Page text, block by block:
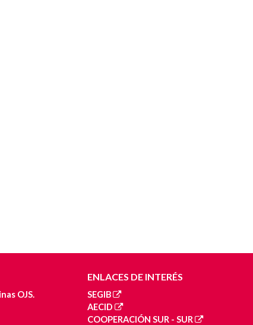
OJS.
ENLACES DE INTERÉS
SEGIB
AECID
COOPERACIÓN SUR - SUR